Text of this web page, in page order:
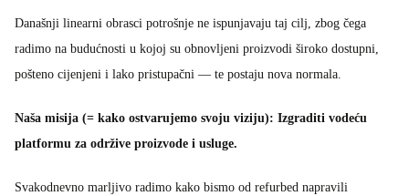
Današnji linearni obrasci potrošnje ne ispunjavaju taj cilj, zbog čega
radimo na budućnosti u kojoj su obnovljeni proizvodi široko dostupni,
pošteno cijenjeni i lako pristupačni — te postaju nova normala.
Naša misija (= kako ostvarujemo svoju viziju): Izgraditi vodeću
platformu za održive proizvode i usluge.
Svakodnevno marljivo radimo kako bismo od refurbed napravili